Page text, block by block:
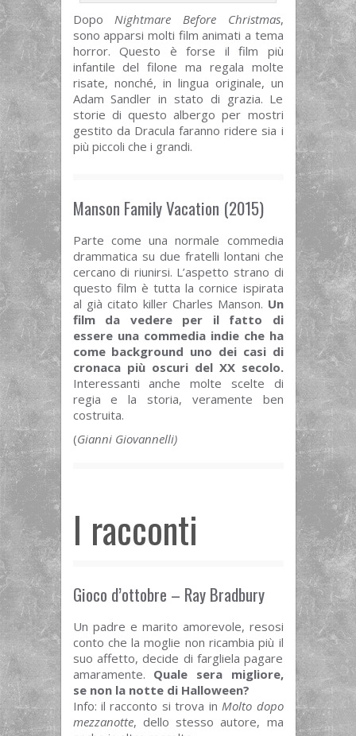
Dopo Nightmare Before Christmas,
sono apparsi molti film animati a tema
horror. Questo è forse il film più
infantile del filone ma regala molte
risate, nonché, in lingua originale, un
Adam Sandler in stato di grazia. Le
storie di questo albergo per mostri
gestito da Dracula faranno ridere sia i
più piccoli che i grandi.
Manson Family Vacation (2015)
Parte come una normale commedia
drammatica su due fratelli lontani che
cercano di riunirsi. L’aspetto strano di
questo film è tutta la cornice ispirata
al già citato killer Charles Manson. Un
film da vedere per il fatto di
essere una commedia indie che ha
come background uno dei casi di
cronaca più oscuri del XX secolo.
Interessanti anche molte scelte di
regia e la storia, veramente ben
costruita.
(Gianni Giovannelli)
I racconti
Gioco d’ottobre – Ray Bradbury
Un padre e marito amorevole, resosi
conto che la moglie non ricambia più il
suo affetto, decide di fargliela pagare
amaramente. Quale sera migliore,
se non la notte di Halloween?
Info: il racconto si trova in Molto dopo
mezzanotte, dello stesso autore, ma